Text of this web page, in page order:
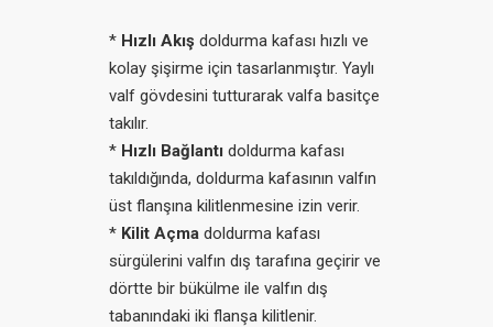
* Hızlı Akış doldurma kafası hızlı ve
kolay şişirme için tasarlanmıştır. Yaylı
valf gövdesini tutturarak valfa basitçe
takılır.
* Hızlı Bağlantı doldurma kafası
takıldığında, doldurma kafasının valfın
üst flanşına kilitlenmesine izin verir.
* Kilit Açma doldurma kafası
sürgülerini valfın dış tarafına geçirir ve
dörtte bir bükülme ile valfın dış
tabanındaki iki flanşa kilitlenir.